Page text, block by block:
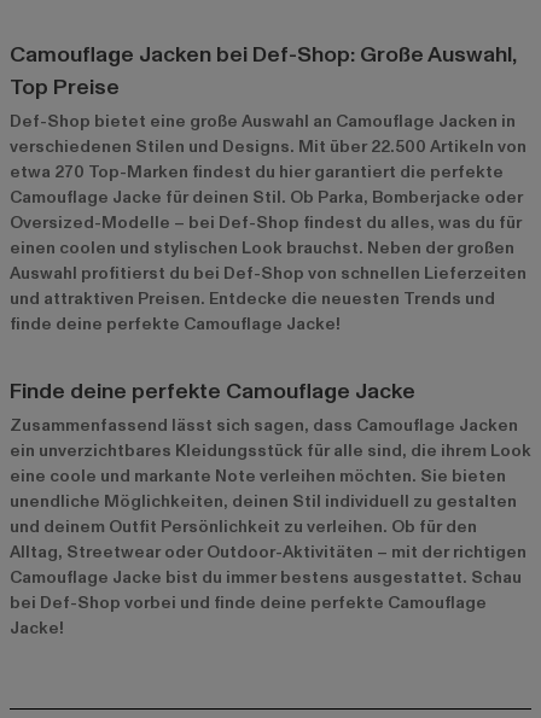
Camouflage Jacken bei Def-Shop: Große Auswahl,
Top Preise
Def-Shop bietet eine große Auswahl an Camouflage Jacken in
verschiedenen Stilen und Designs. Mit über 22.500 Artikeln von
etwa 270 Top-Marken findest du hier garantiert die perfekte
Camouflage Jacke für deinen Stil. Ob Parka, Bomberjacke oder
Oversized-Modelle – bei Def-Shop findest du alles, was du für
einen coolen und stylischen Look brauchst. Neben der großen
Auswahl profitierst du bei Def-Shop von schnellen Lieferzeiten
und attraktiven Preisen. Entdecke die neuesten Trends und
finde deine perfekte Camouflage Jacke!
Finde deine perfekte Camouflage Jacke
Zusammenfassend lässt sich sagen, dass Camouflage Jacken
ein unverzichtbares Kleidungsstück für alle sind, die ihrem Look
eine coole und markante Note verleihen möchten. Sie bieten
unendliche Möglichkeiten, deinen Stil individuell zu gestalten
und deinem Outfit Persönlichkeit zu verleihen. Ob für den
Alltag, Streetwear oder Outdoor-Aktivitäten – mit der richtigen
Camouflage Jacke bist du immer bestens ausgestattet. Schau
bei Def-Shop vorbei und finde deine perfekte Camouflage
Jacke!